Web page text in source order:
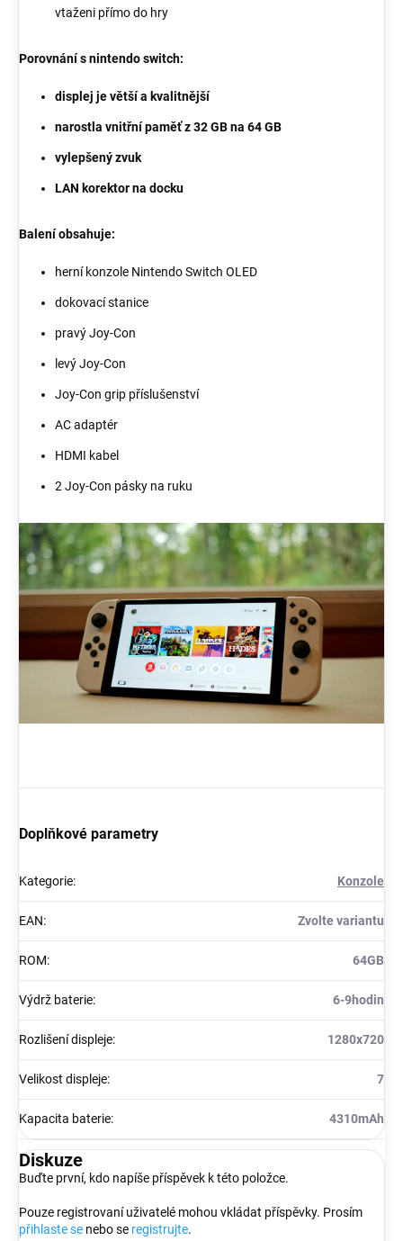
vtaženi přímo do hry
Porovnání s nintendo switch:
displej je větší a kvalitnější
narostla vnitřní paměť z 32 GB na 64 GB
vylepšený zvuk
LAN korektor na docku
Balení obsahuje:
herní konzole Nintendo Switch OLED
dokovací stanice
pravý Joy-Con
levý Joy-Con
Joy-Con grip příslušenství
AC adaptér
HDMI kabel
2 Joy-Con pásky na ruku
Doplňkové parametry
Kategorie: Konzole
EAN: Zvolte variantu
ROM: 64GB
Výdrž baterie: 6-9hodin
Rozlišení displeje: 1280x720
Velikost displeje: 7
Kapacita baterie: 4310mAh
Diskuze
Buďte první, kdo napíše příspěvek k této položce.
Pouze registrovaní uživatelé mohou vkládat příspěvky. Prosím
přihlaste se nebo se registrujte.